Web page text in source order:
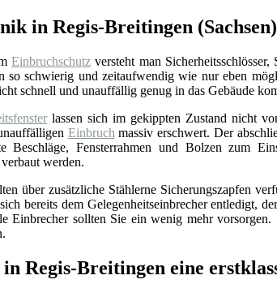
in Regis-Breitingen (Sachsen)
Einbruchschutz versteht man
so schwierig und zeitaufwendig wie nur eben
schnell und unauffällig genug in das Gebäude
lassen sich im gekippten Zustand nicht
Einbruch massiv erschwert. Der
Beschläge, Fensterrahmen und Bolzen zum
werden.
über zusätzliche Stählerne Sicherungszapfen
bereits dem Gelegenheitseinbrecher entledigt,
Einbrecher sollten Sie ein wenig mehr
Regis-Breitingen eine